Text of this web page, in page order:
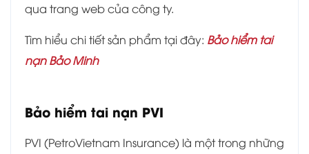
qua trang web của công ty.
Tìm hiểu chi tiết sản phẩm tại đây: Bảo hiểm tai
nạn Bảo Minh
Bảo hiểm tai nạn PVI
PVI (PetroVietnam Insurance) là một trong những